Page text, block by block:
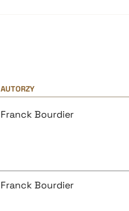
AUTORZY
Franck Bourdier
Franck Bourdier